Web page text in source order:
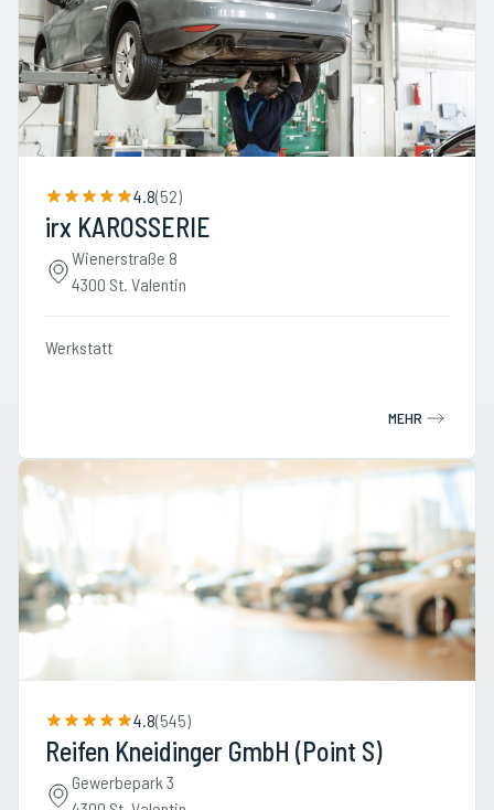
4.8(52)
irx KAROSSERIE
Wienerstraße 8
4300 St. Valentin
Werkstatt
MEHR
4.8(545)
Reifen Kneidinger GmbH (Point S)
Gewerbepark 3